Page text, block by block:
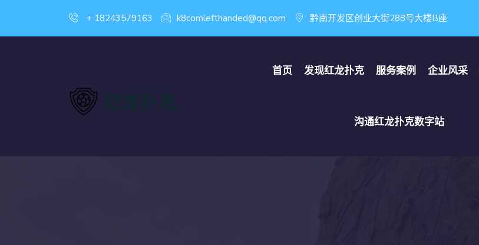
+ 18243579163 k8comlefthanded@qq.com 黔南开发区创业大街288号大楼B座
首页 发现红龙扑克 服务案例 企业风采
沟通红龙扑克数字站